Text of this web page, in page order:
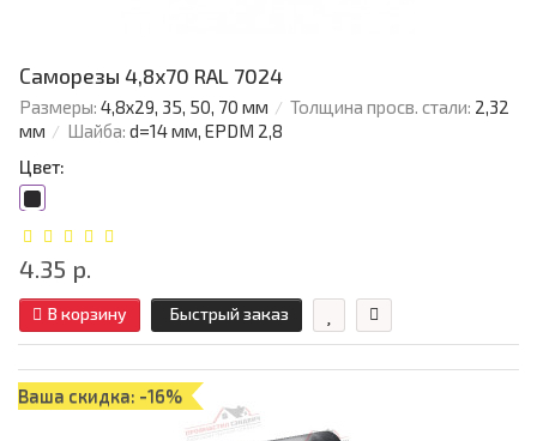
Саморезы 4,8х70 RAL 7024
Размеры: 4,8х29, 35, 50, 70 мм Толщина просв. стали: 2,32
мм
Шайба: d=14 мм, EPDM 2,8
Цвет:
4.35 р.
В корзину Быстрый заказ
Ваша скидка: -16%